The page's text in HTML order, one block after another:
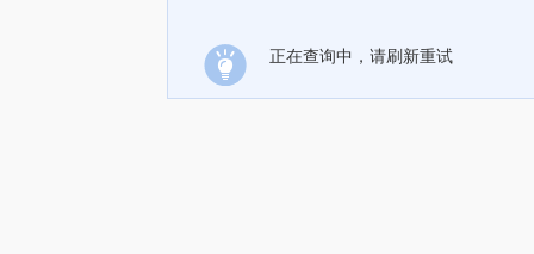
正在查询中，请刷新重试